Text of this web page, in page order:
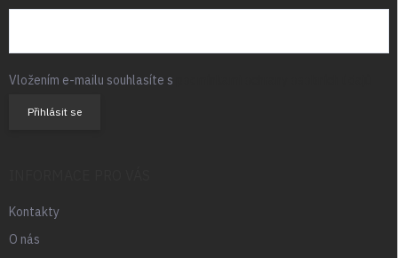
Vložením e-mailu souhlasíte s
Přihlásit se
Kontakty
O nás